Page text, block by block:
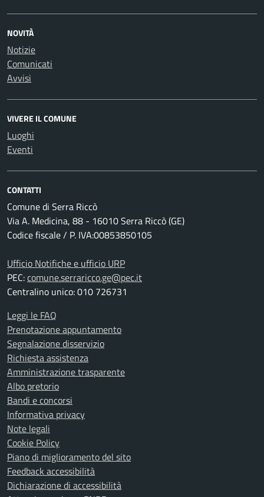
NOVITÀ
Notizie
Comunicati
Avvisi
VIVERE IL COMUNE
Luoghi
Eventi
CONTATTI
Comune di Serra Riccò
Via A. Medicina, 88 - 16010 Serra Riccò (GE)
Codice fiscale / P. IVA:00853850105
Ufficio Notifiche e ufficio URP
PEC:comune.serraricco.ge@pec.it
Centralino unico: 010 726731
Leggi le FAQ
Prenotazione appuntamento
Segnalazione disservizio
Richiesta assistenza
Amministrazione trasparente
Albo pretorio
Bandi e concorsi
Informativa privacy
Note legali
Cookie Policy
Piano di miglioramento del sito
Feedback accessibilità
Dichiarazione di accessibilità